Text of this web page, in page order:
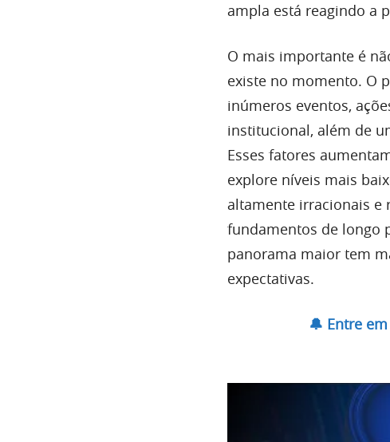
ampla está reagindo a
O mais importante é
existe no momento. O
inúmeros eventos,
institucional, além de
Esses fatores
explore níveis mais
altamente irracionais e
fundamentos de longo
panorama maior tem
expectativas.
🔔 Entre